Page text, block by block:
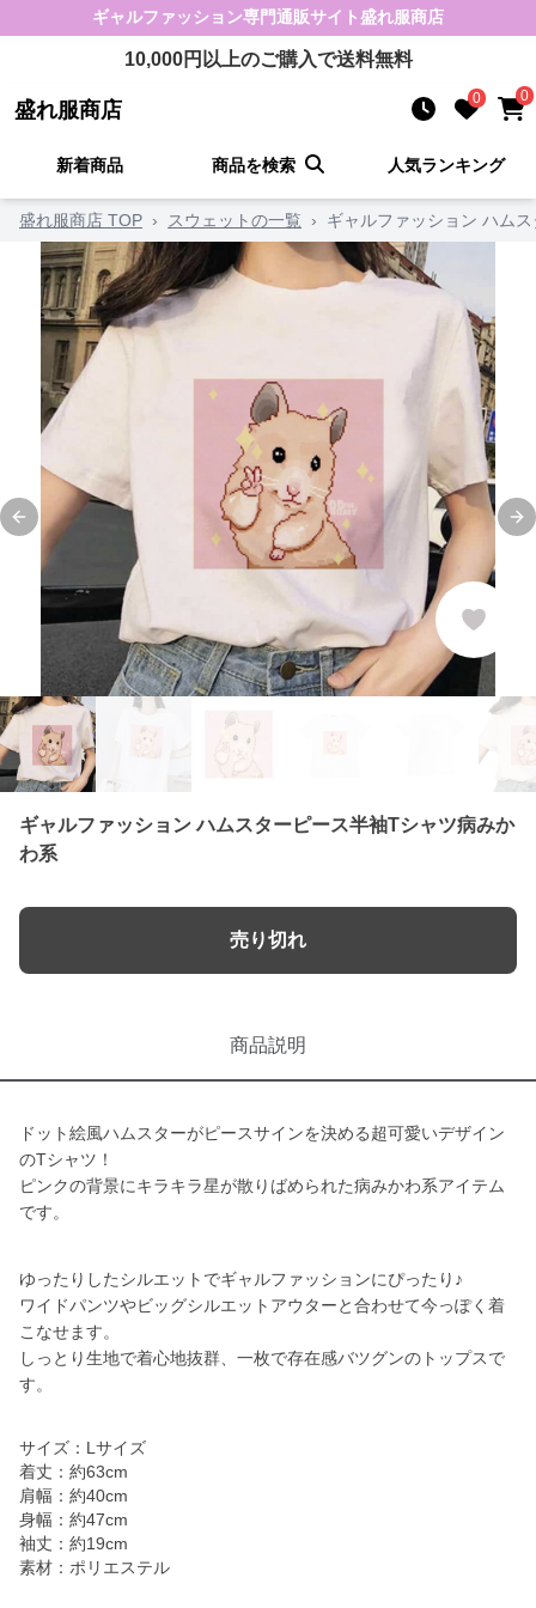
ギャルファッション専門通販サイト盛れ服商店
10,000円以上のご購入で送料無料
盛れ服商店 0 0
新着商品 商品を検索 人気ランキング
盛れ服商店 TOP › スウェットの一覧 › ギャルファッション ハム
Previous slide
ギャルファッション ハムスターピース半袖Tシャツ病みか
わ系
売り切れ
商品説明
ドット絵風ハムスターがピースサインを決める超可愛いデザイン
のTシャツ！
ピンクの背景にキラキラ星が散りばめられた病みかわ系アイテム
です。
ゆったりしたシルエットでギャルファッションにぴったり♪
ワイドパンツやビッグシルエットアウターと合わせて今っぽく着
こなせます。
しっとり生地で着心地抜群、一枚で存在感バツグンのトップスで
す。
サイズ：Lサイズ
着丈：約63cm
肩幅：約40cm
身幅：約47cm
袖丈：約19cm
素材：ポリエステル